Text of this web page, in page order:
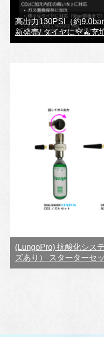
高出力130PSI（約
新発売/ タイヤに窒素充
(LungoPro) 抗酸化シス
ズあり） スターターセ